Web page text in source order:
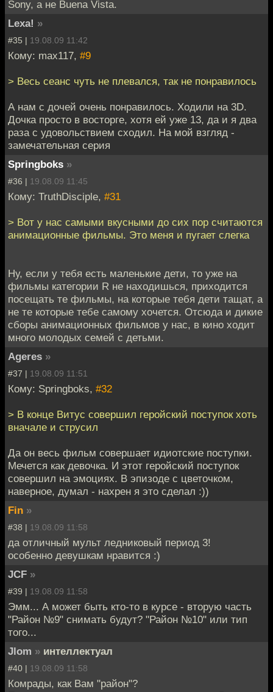
Sony, а не Buena Vista.
Lexa! »
#35 | 19.08.09 11:42
Кому: max117, #9
> Весь сеанс чуть не плевался, так не понравилось
А нам с дочей очень понравилось. Ходили на 3D.
Дочка просто в восторге, хотя ей уже 13, да и я два
раза с удовольствием сходил. На мой взгляд -
замечательная серия
Springboks »
#36 | 19.08.09 11:45
Кому: TruthDisciple, #31
> Вот у нас самыми вкусными до сих пор считаются
анимационные фильмы. Это меня и пугает слегка
Ну, если у тебя есть маленькие дети, то уже на
фильмы категории R не находишься, приходится
посещать те фильмы, на которые тебя дети тащат, а
не те которые тебе самому хочется. Отсюда и дикие
сборы анимационных фильмов у нас, в кино ходит
много молодых семей с детьми.
Ageres »
#37 | 19.08.09 11:51
Кому: Springboks, #32
> В конце Витус совершил геройский поступок хоть
вначале и струсил
Да он весь фильм совершает идиотские поступки.
Мечется как девочка. И этот геройский поступок
совершил на эмоциях. В эпизоде с цветочком,
наверное, думал - нахрен я это сделал :))
Fin »
#38 | 19.08.09 11:58
да отличный мульт ледниковый период 3!
особенно девушкам нравится :)
JCF »
#39 | 19.08.09 11:58
Эмм... А может быть кто-то в курсе - вторую часть
"Район №9" снимать будут? "Район №10" или тип
того...
Jlom » интеллектуал
#40 | 19.08.09 11:58
Комрады, как Вам "район"?